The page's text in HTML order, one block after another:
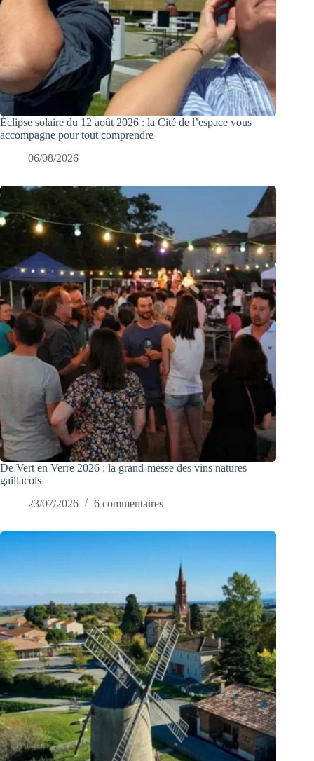
Éclipse solaire du 12 août 2026 : la Cité de l’espace vous
accompagne pour tout comprendre
06/08/2026
De Vert en Verre 2026 : la grand-messe des vins natures
gaillacois
23/07/2026
6 commentaires